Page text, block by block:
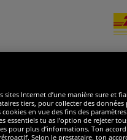
Internet d’une manière sure et
tiers, pour collecter des
en vue des fins des
tu as l’option de rejeter
pour plus d’informations. Ton
Selon le prestataire, ton